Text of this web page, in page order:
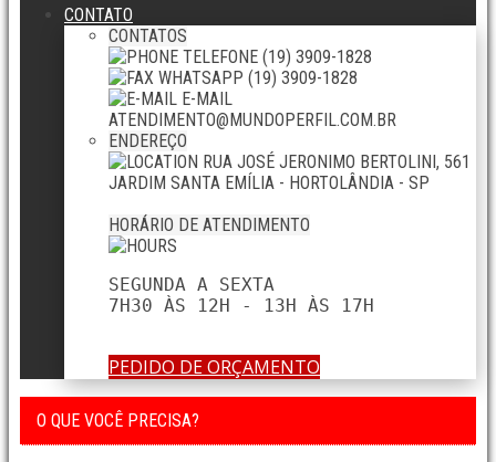
CONTATO
CONTATOS
TELEFONE (19) 3909-1828
WHATSAPP (19) 3909-1828
E-MAIL
ATENDIMENTO@MUNDOPERFIL.COM.BR
ENDEREÇO
RUA JOSÉ JERONIMO BERTOLINI, 561
JARDIM SANTA EMÍLIA - HORTOLÂNDIA - SP
HORÁRIO DE ATENDIMENTO
SEGUNDA A SEXTA
7H30 ÀS 12H - 13H ÀS 17H
PEDIDO DE ORÇAMENTO
O QUE VOCÊ PRECISA?